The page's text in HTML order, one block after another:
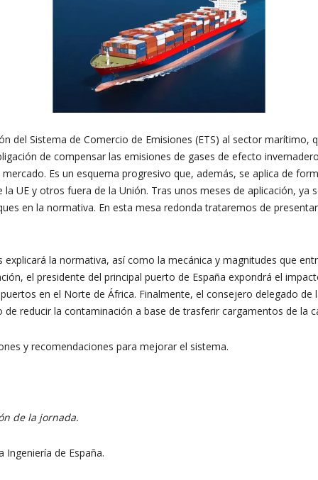
del Sistema de Comercio de Emisiones (ETS) al sector
de compensar las emisiones de gases de efecto
Es un esquema progresivo que, además, se aplica de
UE y otros fuera de la Unión. Tras unos meses de aplicación,
en la normativa. En esta mesa redonda trataremos de
explicará la normativa, así como la mecánica y magnitudes que
el presidente del principal puerto de España expondrá el
en el Norte de África. Finalmente, el consejero delegado
reducir la contaminación a base de trasferir cargamentos de la
y recomendaciones para mejorar el sistema.
de la jornada.
Ingeniería de España.